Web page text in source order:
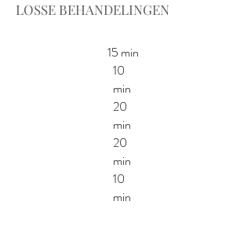
LOSSE BEHANDELINGEN
15 min
10
min
20
min
20
min
10
min